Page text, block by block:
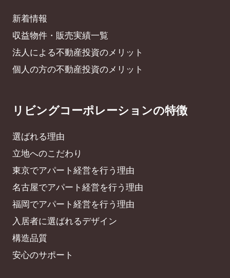
新着情報
収益物件・販売実績一覧
法人による不動産投資のメリット
個人の方の不動産投資のメリット
リビングコーポレーションの特徴
選ばれる理由
立地へのこだわり
東京でアパート経営を行う理由
名古屋でアパート経営を行う理由
福岡でアパート経営を行う理由
入居者に選ばれるデザイン
構造品質
安心のサポート